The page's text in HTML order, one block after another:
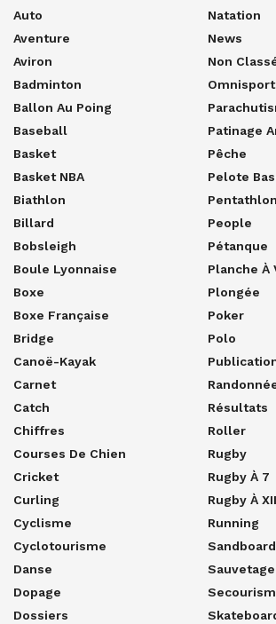
Auto
Aventure
Aviron
Badminton
Ballon Au Poing
Baseball
Basket
Basket NBA
Biathlon
Billard
Bobsleigh
Boule Lyonnaise
Boxe
Boxe Française
Bridge
Canoë-Kayak
Carnet
Catch
Chiffres
Courses De Chien
Cricket
Curling
Cyclisme
Cyclotourisme
Danse
Dopage
Dossiers
Natation
News
Non
Patinage
Pêche
Pelote
People
Pétanque
Planche À
Plongée
Poker
Polo
Résultats
Roller
Rugby
Rugby À 7
Rugby À
Running
Sandboard
Sauvetage